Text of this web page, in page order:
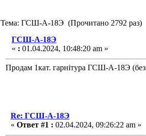
Тема: ГСШ-А-18Э (Прочитано 2792 раз)
ГСШ-А-18Э
« : 01.04.2024, 10:48:20 am »
Продам 1кат. гарнітура ГСШ-А-18Э
Re: ГСШ-А-18Э
« Ответ #1 : 02.04.2024, 09:26:22 am »